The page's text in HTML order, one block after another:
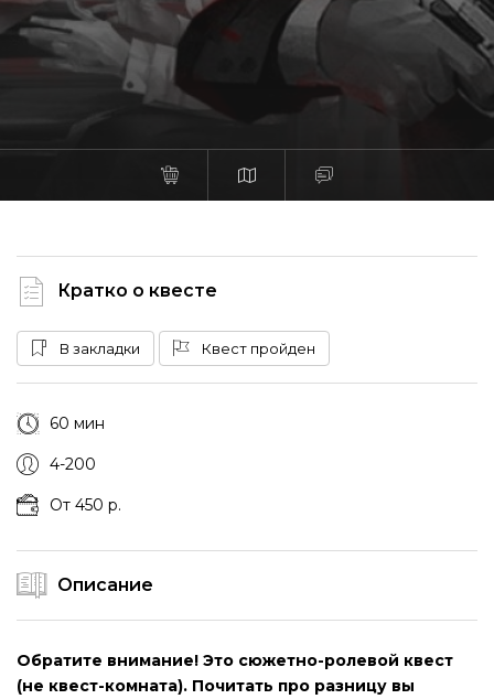
Кратко о квесте
В закладки Квест пройден
60 мин
4-200
От 450 р.
Описание
Обратите внимание! Это сюжетно-ролевой квест
(не квест-комната). Почитать про разницу вы